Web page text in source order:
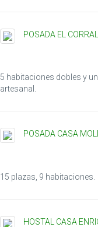
POSADA EL
5 habitaciones dobles y
artesanal.
POSADA CASA
15 plazas, 9 habitaciones.
HOSTAL CASA